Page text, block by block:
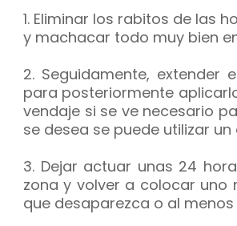
1. Eliminar los rabitos de las
y machacar todo muy bien
2. Seguidamente,
para posteriormente
vendaje si se ve necesario
se desea se puede utilizar
3. Dejar actuar unas 24
zona y volver a colocar
que desaparezca o al